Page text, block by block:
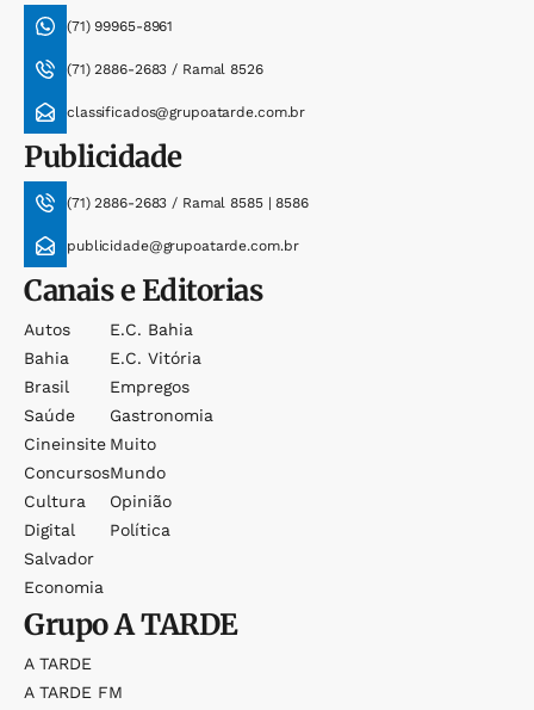
(71) 99965-8961
(71) 2886-2683 / Ramal 8526
classificados@grupoatarde.com.br
Publicidade
(71) 2886-2683 / Ramal 8585 | 8586
publicidade@grupoatarde.com.br
Canais e Editorias
Autos
Bahia
Brasil
Saúde
Cineinsite
Concursos
Cultura
Digital
Salvador
Economia
E.c. Bahia
E.c. Vitória
Empregos
Gastronomia
Muito
Mundo
Opinião
Política
GrupoA TARDE
A TARDE
A TARDE FM